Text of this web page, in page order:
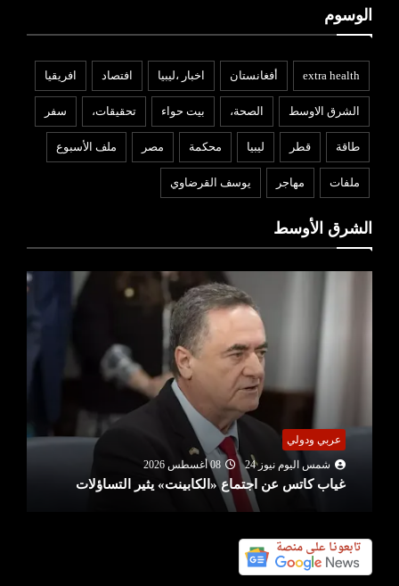
الوسوم
extra health أفغانستان اخبار ،ليبيا افتصاد افريقيا
الشرق الاوسط الصحة، بيت حواء تحقيقات، سفر
طاقة قطر ليبيا محكمة مصر ملف الأسبوع
ملفات مهاجر يوسف القرضاوي
الشرق الأوسط
عربي ودولي
شمس اليوم نيوز 24
08 أغسطس 2026
غياب كاتس عن اجتماع «الكابينت» يثير التساؤلات